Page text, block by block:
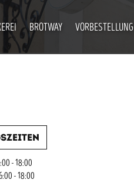
BROTWAY VORBESTELLUNG
- 18:00
- 18:00